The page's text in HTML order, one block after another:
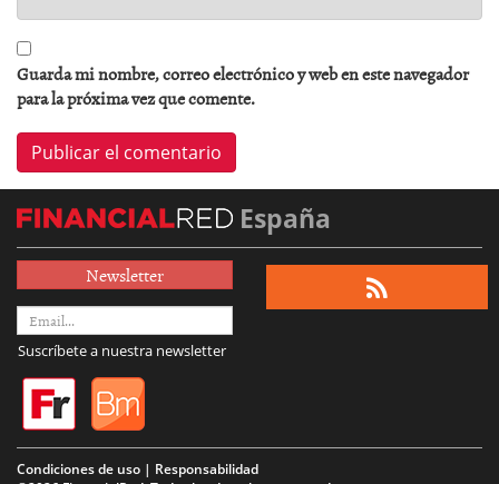
Guarda mi nombre, correo electrónico y web en este navegador
para la próxima vez que comente.
España
Newsletter
Suscríbete a nuestra newsletter
Condiciones de uso | Responsabilidad